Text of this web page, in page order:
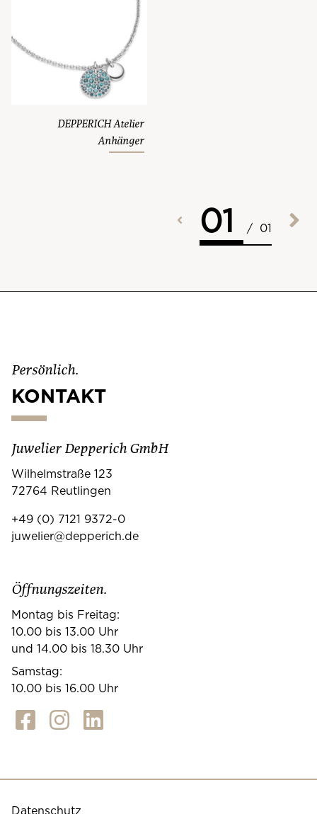
DEPPERICH Atelier
Anhänger
01 / 01
Persönlich.
KONTAKT
Juwelier Depperich GmbH
Wilhelmstraße 123
72764 Reutlingen
+49 (0) 7121 9372-0
juwelier@depperich.de
Öffnungszeiten.
Montag bis Freitag:
10.00 bis 13.00 Uhr
und 14.00 bis 18.30 Uhr
Samstag:
10.00 bis 16.00 Uhr
Datenschutz